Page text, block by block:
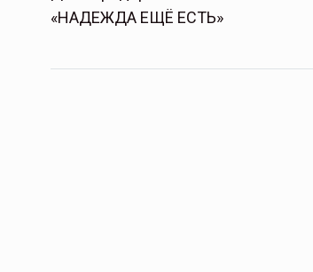
«НАДЕЖДА ЕЩЁ ЕСТЬ»